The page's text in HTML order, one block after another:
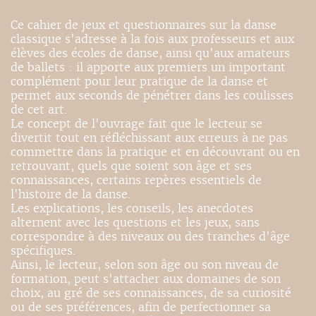
Ce cahier de jeux et questionnaires sur la danse
classique s'adresse à la fois aux professeurs et aux
élèves des écoles de danse, ainsi qu'aux amateurs
de ballets : il apporte aux premiers un important
complément pour leur pratique de la danse et
permet aux seconds de pénétrer dans les coulisses
de cet art.
Le concept de l'ouvrage fait que le lecteur se
divertit tout en réfléchissant aux erreurs à ne pas
commettre dans la pratique et en découvrant ou en
retrouvant, quels que soient son âge et ses
connaissances, certains repères essentiels de
l'histoire de la danse.
Les explications, les conseils, les anecdotes
alternent avec les questions et les jeux, sans
correspondre à des niveaux ou des tranches d'âge
spécifiques.
Ainsi, le lecteur, selon son âge ou son niveau de
formation, peut s'attacher aux domaines de son
choix, au gré de ses connaissances, de sa curiosité
ou de ses préférences, afin de perfectionner sa